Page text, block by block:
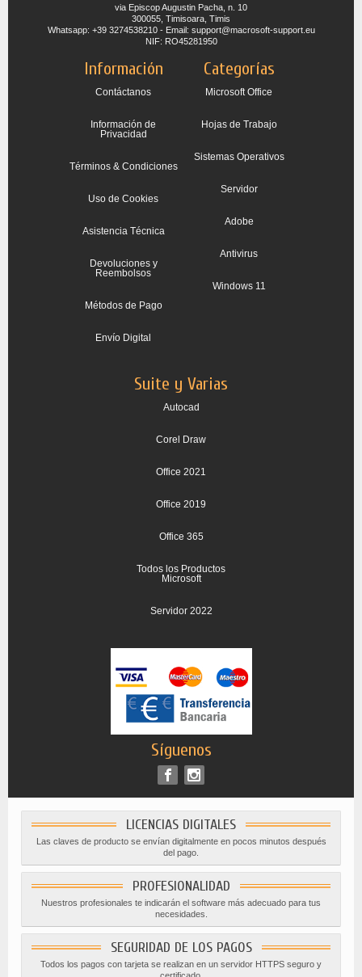
via Episcop Augustin Pacha, n. 10
300055, Timisoara, Timis
Whatsapp: +39 3274538210 - Email: support@macrosoft-support.eu
NIF: RO45281950
Información
Contáctanos
Información de
Privacidad
Términos & Condiciones
Uso de Cookies
Asistencia Técnica
Devoluciones y
Reembolsos
Métodos de Pago
Envío Digital
Categorías
Microsoft Office
Hojas de Trabajo
Sistemas Operativos
Servidor
Adobe
Antivirus
Windows 11
Suite y Varias
Autocad
Corel Draw
Office 2021
Office 2019
Office 365
Todos los Productos
Microsoft
Servidor 2022
Síguenos
LICENCIAS DIGITALES
Las claves de producto se envían digitalmente en pocos minutos después
del pago.
PROFESIONALIDAD
Nuestros profesionales te indicarán el software más adecuado para tus
necesidades.
SEGURIDAD DE LOS PAGOS
Todos los pagos con tarjeta se realizan en un servidor HTTPS seguro y